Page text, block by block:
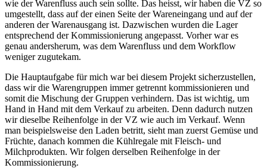
wie der Warenfluss auch sein sollte. Das heisst, wir haben die VZ so
umgestellt, dass auf der einen Seite der Wareneingang und auf der
anderen der Warenausgang ist. Dazwischen wurden die Lager
entsprechend der Kommissionierung angepasst. Vorher war es
genau andersherum, was dem Warenfluss und dem Workflow
weniger zugutekam.
Die Hauptaufgabe für mich war bei diesem Projekt sicherzustellen,
dass wir die Warengruppen immer getrennt kommissionieren und
somit die Mischung der Gruppen verhindern. Das ist wichtig, um
Hand in Hand mit dem Verkauf zu arbeiten. Denn dadurch nutzen
wir dieselbe Reihenfolge in der VZ wie auch im Verkauf. Wenn
man beispielsweise den Laden betritt, sieht man zuerst Gemüse und
Früchte, danach kommen die Kühlregale mit Fleisch- und
Milchprodukten. Wir folgen derselben Reihenfolge in der
Kommissionierung.